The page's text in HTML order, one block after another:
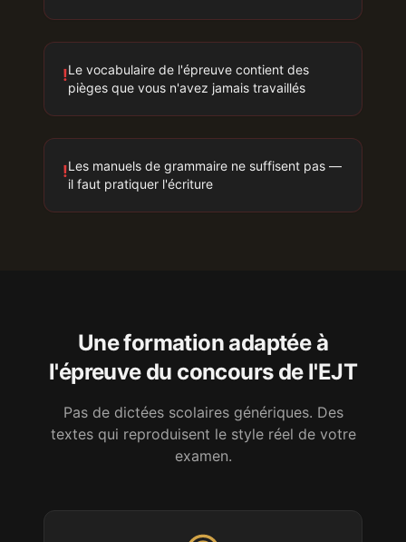
!Le vocabulaire de l'épreuve contient des
pièges que vous n'avez jamais travaillés
!Les manuels de grammaire ne suffisent pas —
il faut pratiquer l'écriture
Une formation adaptée à
l'épreuve du concours de l'EJT
Pas de dictées scolaires génériques. Des
textes qui reproduisent le style réel de votre
examen.